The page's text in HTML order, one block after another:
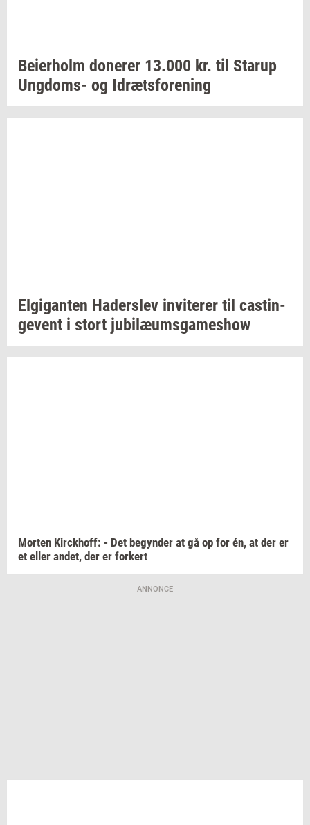
Bei­er­holm do­ne­rer 13.000 kr. til Starup
Ungdoms-​ og Idræts­for­e­ning
El­gi­gan­ten Ha­der­s­lev in­vi­te­rer til ca­stin­
ge­vent i stort ju­bilæums­ga­mes­how
Mor­ten Kirck­hoff: - Det be­gyn­der at gå op for én, at der er
et eller andet, der er for­kert
ANNONCE